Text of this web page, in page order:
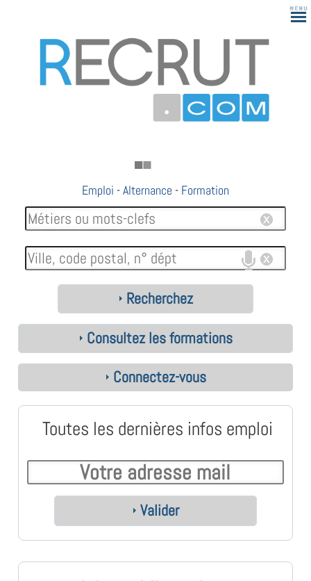
Emploi -Alternance - Formation
Recherchez
Consultez les formations
Connectez-vous
Toutes les dernières infos emploi
Valider